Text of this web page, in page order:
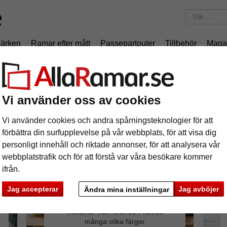
Vi använder oss av cookies
Vi använder cookies och andra spårningsteknologier för att
förbättra din surfupplevelse på vår webbplats, för att visa dig
personligt innehåll och riktade annonser, för att analysera vår
webbplatstrafik och för att förstå var våra besökare kommer
ifrån.
Jag accepterar Jag avböjer
Ändra mina inställningar
Ramar efter mått Passepartouter Tillbehör
Träramar från Mende Frames
många olika färger